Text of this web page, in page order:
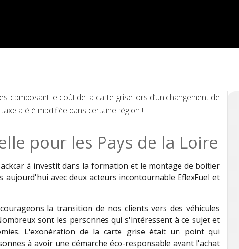
composant le coût de la carte grise lors d’un changement de
a été modifiée dans certaine région !
pour les Pays de la Loire
à investit dans la formation et le montage de boitier
aujourd'hui avec deux acteurs incontournable EflexFuel et
la transition de nos clients vers des véhicules
sont les personnes qui s'intéressent à ce sujet et
L'exonération de la carte grise était un point qui
à avoir une démarche éco-responsable avant l'achat